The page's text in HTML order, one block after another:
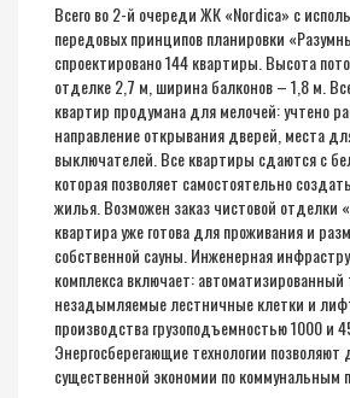
Всего во 2-й очереди ЖК «Nordica» с
передовых принципов планировки
спроектировано 144 квартиры. Высота
отделке 2,7 м, ширина балконов – 1,8 м.
квартир продумана для мелочей: учтено
направление открывания дверей, места
выключателей. Все квартиры сдаются с
которая позволяет самостоятельно
жилья. Возможен заказ чистовой отделки
квартира уже готова для проживания и
собственной сауны. Инженерная
комплекса включает: автоматизированный
незадымляемые лестничные клетки и
производства грузоподъемностью 1000 и
Энергосберегающие технологии позволяют
существенной экономии по коммунальным